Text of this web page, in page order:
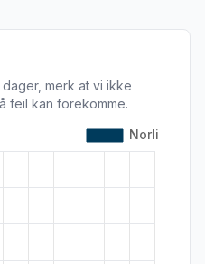
merk at vi ikke
feil kan forekomme.